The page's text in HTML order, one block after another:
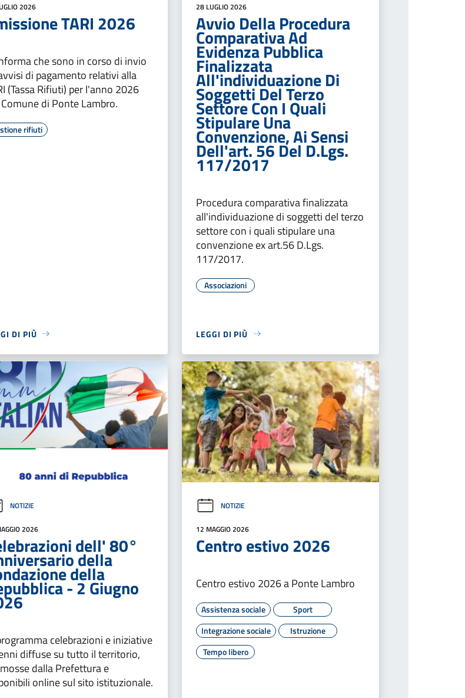
2026
TARI 2026
che sono in corso di invio
di pagamento relativi alla
(Tassa Rifiuti) per l'anno 2026
di Ponte Lambro.
rifiuti
DI PIÙ
28 LUGLIO 2026
Avvio Della Procedura
Comparativa Ad
Evidenza Pubblica
Finalizzata
All'individuazione Di
Soggetti Del Terzo
Settore Con I Quali
Stipulare Una
Convenzione, Ai Sensi
Dell'art. 56 Del D.Lgs.
117/2017
Procedura comparativa finalizzata
all'individuazione di soggetti del terzo
settore con i quali stipulare una
convenzione ex art.56 D.Lgs.
117/2017.
Associazioni
LEGGI DI PIÙ
NOTIZIE
2026
dell' 80°
della
della
- 2 Giugno
celebrazioni e iniziative
diffuse su tutto il territorio,
dalla Prefettura e
online sul sito istituzionale.
NOTIZIE
12 MAGGIO 2026
Centro estivo 2026
Centro estivo 2026 a Ponte Lambro
Assistenza sociale
Sport
Integrazione sociale
Istruzione
Tempo libero